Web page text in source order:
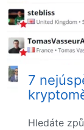
7
Hledáte